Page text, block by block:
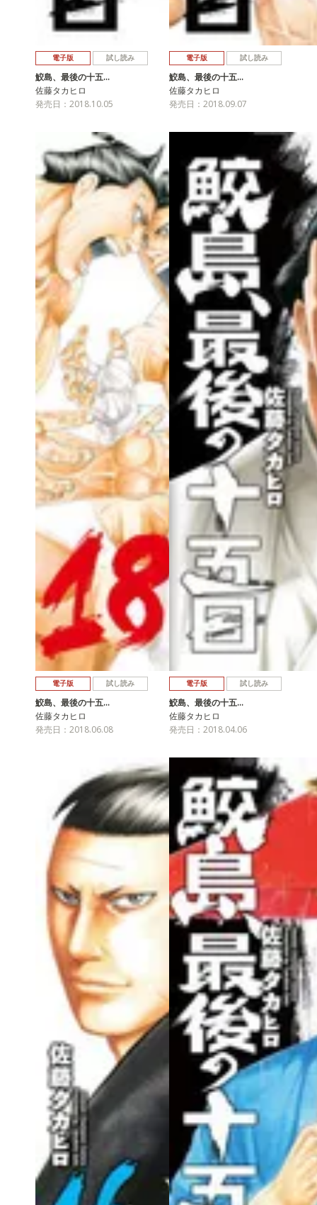
電子版 試し読み
鮫島、最後の十五…
佐藤タカヒロ
発売日：2018.10.05
電子版 試し読み
鮫島、最後の十五…
佐藤タカヒロ
発売日：2018.09.07
電子版 試し読み
鮫島、最後の十五…
佐藤タカヒロ
発売日：2018.06.08
電子版 試し読み
鮫島、最後の十五…
佐藤タカヒロ
発売日：2018.04.06